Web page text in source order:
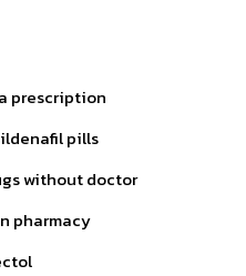
prescription
pills
without doctor
pharmacy